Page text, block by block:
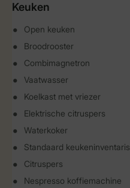
Keuken
Open keuken
Broodrooster
Combimagnetron
Vaatwasser
Koelkast met vriezer
Elektrische citruspers
Waterkoker
Standaard keukeninventaris
Citruspers
Nespresso koffiemachine